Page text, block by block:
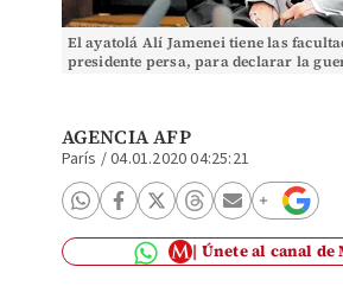
El ayatolá Alí Jamenei tiene las
presidente persa, para declarar la
AGENCIA AFP
París /04.01.2020 04:25:21
Únete al canal de